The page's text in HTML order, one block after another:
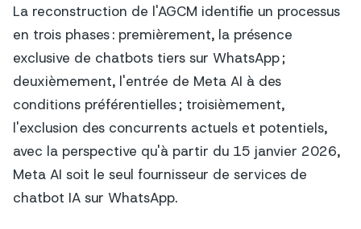
La reconstruction de l'AGCM identifie un processus
en trois phases : premièrement, la présence
exclusive de chatbots tiers sur WhatsApp ;
deuxièmement, l'entrée de Meta AI à des
conditions préférentielles ; troisièmement,
l'exclusion des concurrents actuels et potentiels,
avec la perspective qu'à partir du 15 janvier 2026,
Meta AI soit le seul fournisseur de services de
chatbot IA sur WhatsApp.